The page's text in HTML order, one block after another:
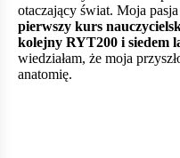
otaczający świat. Moja pasja
pierwszy kurs
kolejny RYT200 i siedem
wiedziałam, że moja
anatomię.